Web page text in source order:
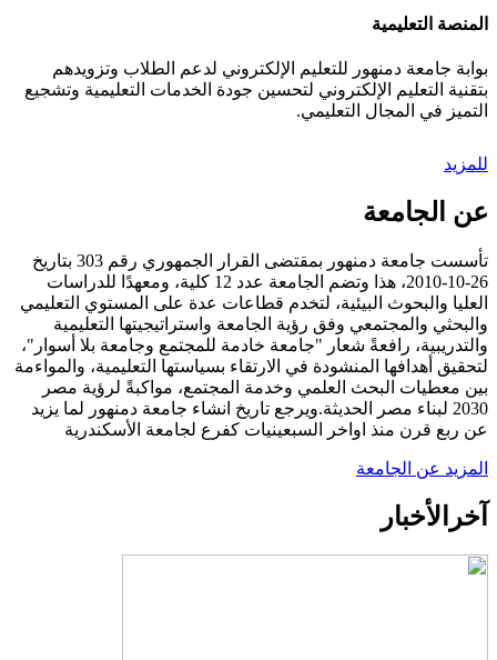
المنصة التعليمية
بوابة جامعة دمنهور للتعليم الإلكتروني لدعم الطلاب وتزويدهم
بتقنية التعليم الإلكتروني لتحسين جودة الخدمات التعليمية وتشجيع
التميز في المجال التعليمي.
للمزيد
عن الجامعة
تأسست جامعة دمنهور بمقتضى القرار الجمهوري رقم 303 بتاريخ
26-10-2010، هذا وتضم الجامعة عدد 12 كلية، ومعهدًا للدراسات
العليا والبحوث البيئية، لتخدم قطاعات عدة على المستوي التعليمي
والبحثي والمجتمعي وفق رؤية الجامعة واستراتيجيتها التعليمية
والتدريبية، رافعةً شعار "جامعة خادمة للمجتمع وجامعة بلا أسوار"،
لتحقيق أهدافها المنشودة في الارتقاء بسياستها التعليمية، والمواءمة
بين معطيات البحث العلمي وخدمة المجتمع، مواكبةً لرؤية مصر
2030 لبناء مصر الحديثة.ويرجع تاريخ انشاء جامعة دمنهور لما يزيد
عن ربع قرن منذ اواخر السبعينيات كفرع لجامعة الأسكندرية
المزيد عن الجامعة
آخر الأخبار